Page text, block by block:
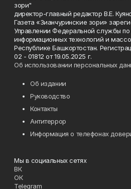
зори"
директор-главный редактор В.Е.
Газета «Зианчуринские зори»
Управлении Федеральной службы
информационных технологий и
Республике Башкортостан.
02 - 01812 от 19.05.2025 г.
Об использовании персональных
Об издании
Руководство
Контакты
Антитеррор
Информация о телефонах
Мы в социальных сетях
ВК
ОК
Telegram